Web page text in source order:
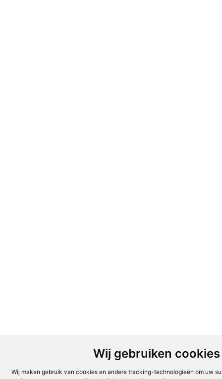
Wij gebruiken cookies
Wij maken gebruik van cookies en andere tracking-technologieën om uw